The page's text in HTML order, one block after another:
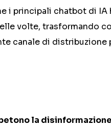
i principali chatbot di
volte, trasformando
canale di distribuzione
la